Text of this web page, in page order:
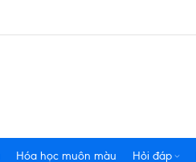
Hóa học muôn màu Hỏi đáp